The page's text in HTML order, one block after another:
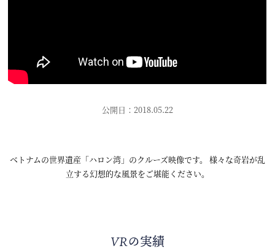
公開日：2018.05.22
ベトナムの世界遺産「ハロン湾」のクルーズ映像です。 様々な奇岩が乱
立する幻想的な風景をご堪能ください。
VRの実績